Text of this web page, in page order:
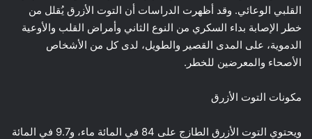
القلبي الوعائي. وقد أظهرت الدراسات أن التوت الأزرق يُقلل من
خطر الإصابة بداء السكري من النوع الثاني وأمراض القلب والأوعية
الدموية، على المدى القصير والطويل، لدى كل من الأشخاص
الأصحاء والمعرضين للخطر.
مكونات التوت الأزرق
ويحتوي التوت الأزرق الطازج على 84 في المائة ماء، و9.7 في المائة